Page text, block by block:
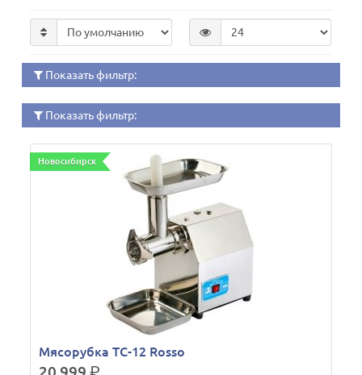
Показать фильтр:
Показать фильтр:
Новосибирск
Мясорубка TC-12 Rosso